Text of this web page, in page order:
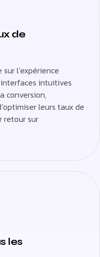
de
l’expérience
intuitives
conversion,
leurs taux de
retour sur
les